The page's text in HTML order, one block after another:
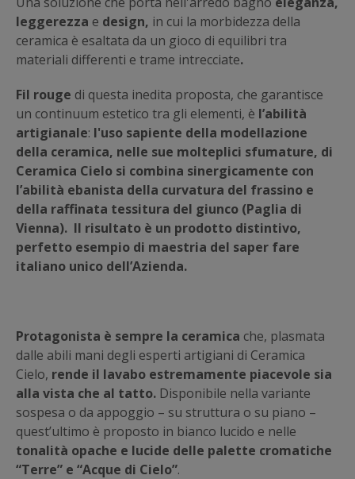
leggerezza e design, in cui la morbidezza della
ceramica è esaltata da un gioco di equilibri tra
materiali differenti e trame intrecciate.
Fil rouge di questa inedita proposta, che garantisce
un continuum estetico tra gli elementi, è l’abilità
artigianale: l'uso sapiente della modellazione
della ceramica, nelle sue molteplici sfumature, di
Ceramica Cielo si combina sinergicamente con
l’abilità ebanista della curvatura del frassino e
della raffinata tessitura del giunco (Paglia di
Vienna). Il risultato è un prodotto distintivo,
perfetto esempio di maestria del saper fare
italiano unico dell’Azienda.
Protagonista è sempre la ceramica che, plasmata
dalle abili mani degli esperti artigiani di Ceramica
Cielo, rende il lavabo estremamente piacevole sia
alla vista che al tatto. Disponibile nella variante
sospesa o da appoggio – su struttura o su piano –
quest’ultimo è proposto in bianco lucido e nelle
tonalità opache e lucide delle palette cromatiche
“Terre” e “Acque di Cielo”.